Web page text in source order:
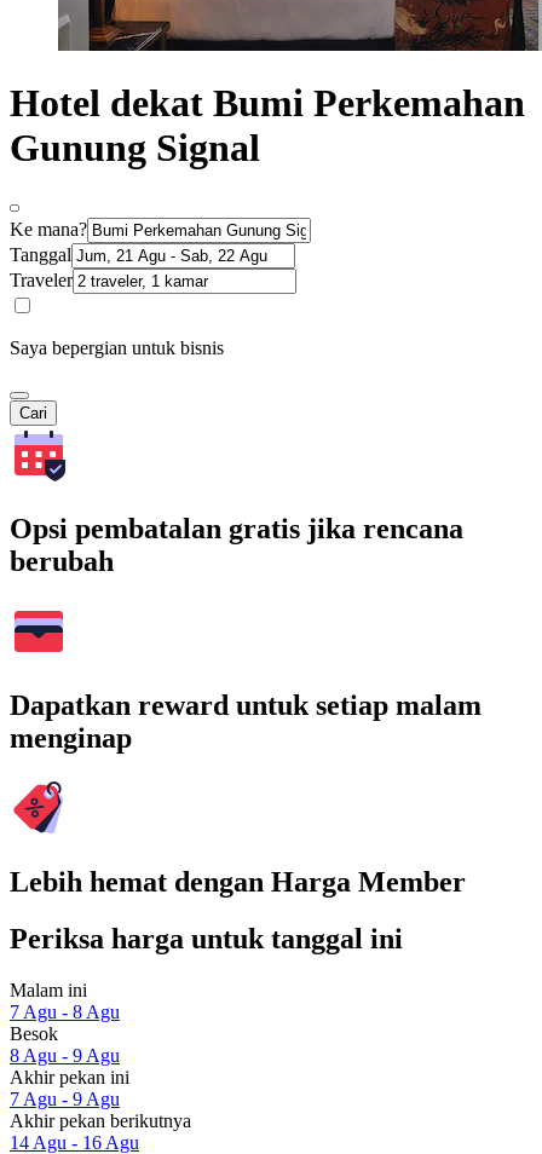
Hotel dekat Bumi Perkemahan
Gunung Signal
Ke mana?
Tanggal
Traveler
Saya bepergian untuk bisnis
Cari
Opsi pembatalan gratis jika rencana
berubah
Dapatkan reward untuk setiap malam
menginap
Lebih hemat dengan Harga Member
Periksa harga untuk tanggal ini
Malam ini
7 Agu - 8 Agu
Besok
8 Agu - 9 Agu
Akhir pekan ini
7 Agu - 9 Agu
Akhir pekan berikutnya
14 Agu - 16 Agu